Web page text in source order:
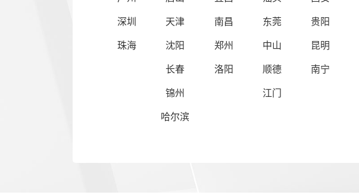
深圳
珠海
天津
沈阳
长春
锦州
哈尔滨
南昌
郑州
洛阳
东莞
中山
顺德
江门
贵阳
昆明
南宁